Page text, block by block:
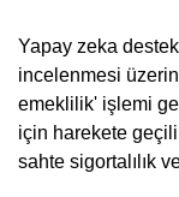
Yapay zeka
incelenmesi
emeklilik' işlemi
için harekete
sahte sigortalılık